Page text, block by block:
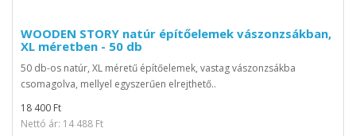
WOODEN STORY natúr építőelemek vászonzsákban,
XL méretben - 50 db
50 db-os natúr, XL méretű építőelemek, vastag vászonzsákba
csomagolva, mellyel egyszerűen elrejthető..
18 400 Ft
Nettó ár: 14 488 Ft